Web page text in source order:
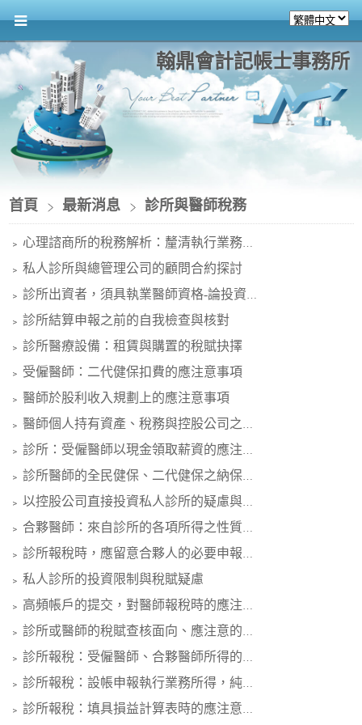
翰鼎會計記帳士事務所
首頁 最新消息 診所與醫師稅務
﹥ 心理諮商所的稅務解析：釐清執行業務收入與營業稅差異
﹥ 私人診所與總管理公司的顧問合約探討
﹥ 診所出資者，須具執業醫師資格-論投資人門檻與實務
﹥ 診所結算申報之前的自我檢查與核對
﹥ 診所醫療設備：租賃與購置的稅賦抉擇
﹥ 受僱醫師：二代健保扣費的應注意事項
﹥ 醫師於股利收入規劃上的應注意事項
﹥ 醫師個人持有資產、稅務與控股公司之規劃考量
﹥ 診所：受僱醫師以現金領取薪資的應注意事項
﹥ 診所醫師的全民健保、二代健保之納保解析
﹥ 以控股公司直接投資私人診所的疑慮與問題
﹥ 合夥醫師：來自診所的各項所得之性質與申報
﹥ 診所報稅時，應留意合夥人的必要申報資訊
﹥ 私人診所的投資限制與稅賦疑慮
﹥ 高頻帳戶的提交，對醫師報稅時的應注意事項
﹥ 診所或醫師的稅賦查核面向、應注意的查核關鍵
﹥ 診所報稅：受僱醫師、合夥醫師所得的差異
﹥ 診所報稅：設帳申報執行業務所得，純益應注意事項
﹥ 診所報稅：填具損益計算表時的應注意事項